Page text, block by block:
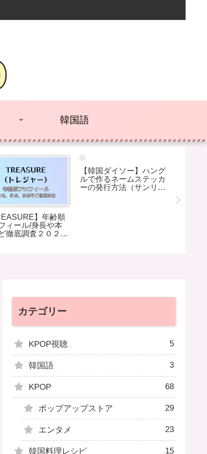
韓国語
】年齢順
ィール/身長や本
徹底調査２０２４
【韓国ダイソー】ハング
ルで作るネームステッカ
ーの発行方法（サンリオ
カテゴリー
KPOP視聴 5
韓国語 3
KPOP 68
ポップアップストア 29
エンタメ 23
韓国料理レシピ 15